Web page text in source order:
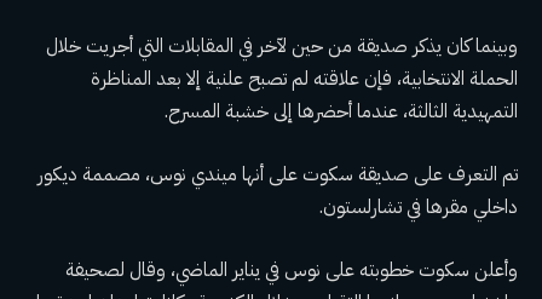
وبينما كان يذكر صديقة من حين لآخر في المقابلات التي أجريت خلال
الحملة الانتخابية، فإن علاقته لم تصبح علنية إلا بعد المناظرة
التمهيدية الثالثة، عندما أحضرها إلى خشبة المسرح.
تم التعرف على صديقة سكوت على أنها ميندي نوس، مصممة ديكور
داخلي مقرها في تشارلستون.
وأعلن سكوت خطوبته على نوس في يناير الماضي، وقال لصحيفة